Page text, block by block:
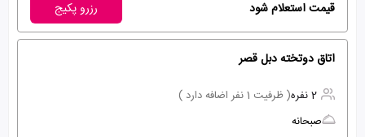
قیمت استعلام شود رزرو پکیج
اتاق دوتخته دبل قصر
2 نفره
( ظرفیت 1 نفر اضافه دارد )
صبحانه